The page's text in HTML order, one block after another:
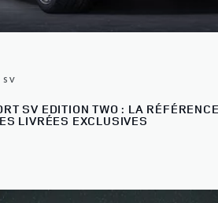
SV
SV EDITION TWO : LA
LIVRÉES EXCLUSIVES